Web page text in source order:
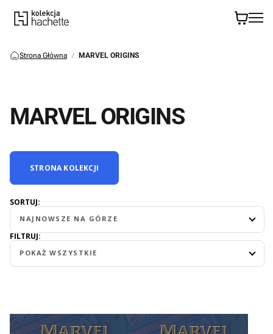
Strona Główna MARVEL ORIGINS
MARVEL ORIGINS
STRONA KOLEKCJI
SORTUJ:
NAJNOWSZE NA GÓRZE
FILTRUJ:
POKAŻ WSZYSTKIE